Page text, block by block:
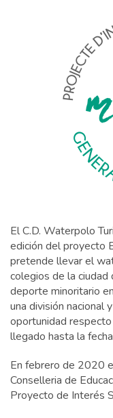
El C.D. Waterpolo
edición del proyecto
pretende llevar el
colegios de la ciudad
deporte minoritario
una división nacional
oportunidad
llegado hasta la
En febrero de 2020
Conselleria de
Proyecto de Interés